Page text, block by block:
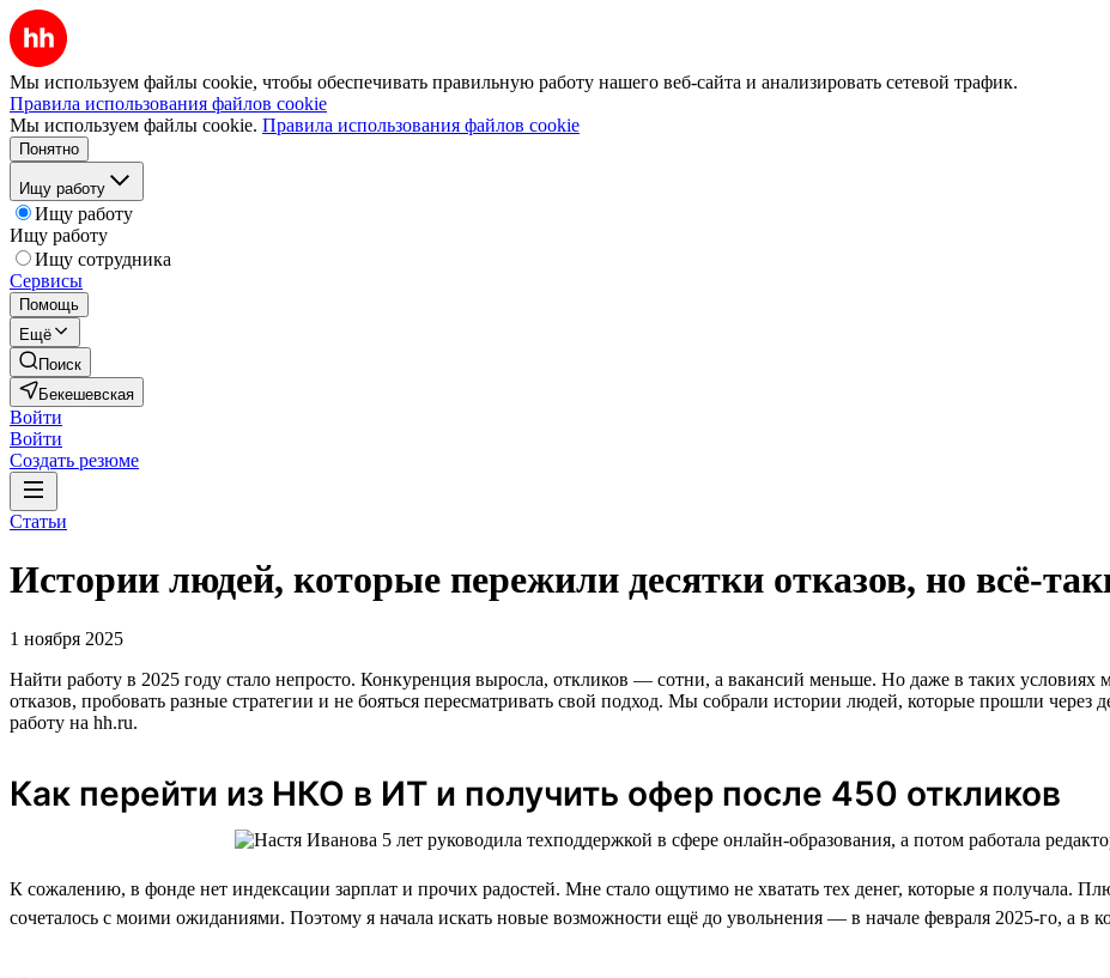
Мы используем файлы cookie, чтобы обеспечивать правильную работу нашего веб-сайта и анализировать сетевой трафик.
Правила использования файлов cookie
Мы используем файлы cookie. Правила использования файлов cookie
Понятно
Ищу работу
Ищу работу
Ищу работу
Ищу сотрудника
Сервисы
Помощь
Ещё
Поиск
Бекешевская
Войти
Войти
Создать резюме
Статьи
Истории людей, которые пережили десятки отказов, но всё-
1 ноября 2025
Найти работу в 2025 году стало непросто. Конкуренция выросла, откликов — сотни, а вакансий меньше. Но даже в таких условиях
отказов, пробовать разные стратегии и не бояться пересматривать свой подход. Мы собрали истории людей, которые прошли через
работу на hh.ru.
Как перейти из НКО в ИТ и получить офер после 450 откликов
К сожалению, в фонде нет индексации зарплат и прочих радостей. Мне стало ощутимо не хватать тех денег, которые я получала.
сочеталось с моими ожиданиями. Поэтому я начала искать новые возможности ещё до увольнения — в начале февраля 2025-го, а в